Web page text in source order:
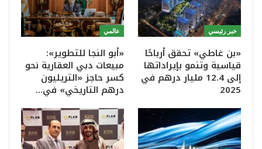
خبر رئيسي
«بن غاطي» تحقق أرباحًا
قياسية وتنمو بإيراداتها
إلى 12.4 مليار درهم في
2025
عالمي
«أبو النجا للتطوير»:
مبيعات دبي العقارية نحو
كسر حاجز «التريليون
درهم التاريخي» في…